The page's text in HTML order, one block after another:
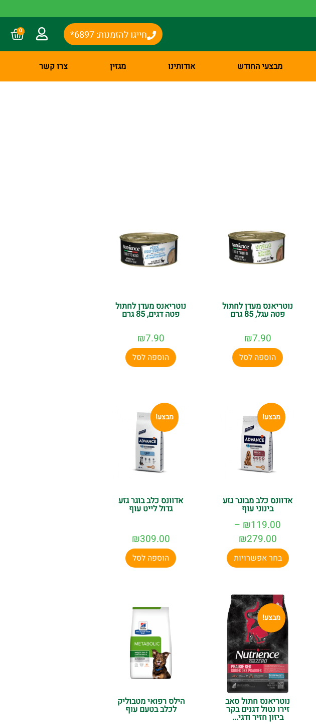
חייגו להזמנות: 6897* 0
מבצעי החודש אודותינו מגזין צרו קשר
נוטריאנס מעדן לחתול
פטה עגל, 85 גרם
₪7.90
הוספה לסל
נוטריאנס מעדן לחתול
פטה דגים, 85 גרם
₪7.90
הוספה לסל
מבצע!
אדוונס כלב מבוגר גזע
בינוני עוף
₪119.00
–
₪279.00
בחר אפשרויות
מבצע!
אדוונס כלב בוגר גזע
גדול לייט עוף
₪309.00
הוספה לסל
מבצע!
נוטריאנס חתול סאב
זירו נטול דגנים בקר
ביזון חזיר ודגי...
הילס רפואי מטבוליק
לכלב בטעם עוף